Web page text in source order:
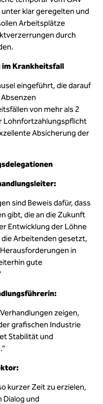
klar geregelten und
Arbeitsplätze
durch
im Krankheitsfall
eingeführt, die darauf
von mehr als 2
Lohnfortzahlungspflicht
Absicherung der
sind Beweis dafür, dass
gibt, die an die Zukunft
Entwicklung der Löhne
Arbeitenden gesetzt,
in
gute
zeigen,
grafischen Industrie
Stabilität und
kurzer Zeit zu erzielen,
und